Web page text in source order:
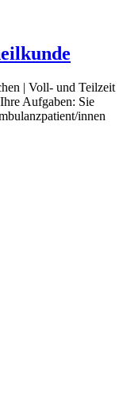
| Voll- und Teilzeit
Aufgaben: Sie
innen